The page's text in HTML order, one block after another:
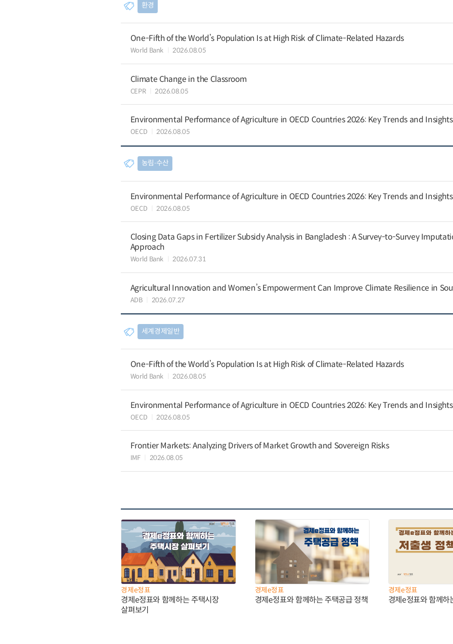
환경
One-Fifth of the World’s Population Is at High Risk of Climate-Related Hazards
World Bank 2026.08.05
Climate Change in the Classroom
CEPR 2026.08.05
Environmental Performance of Agriculture in OECD Countries 2026: Key Trends and Insights
OECD 2026.08.05
농림∙수산
Environmental Performance of Agriculture in OECD Countries 2026: Key Trends and Insights
OECD 2026.08.05
Closing Data Gaps in Fertilizer Subsidy Analysis in Bangladesh : A Survey-to-Survey
Approach
World Bank 2026.07.31
Agricultural Innovation and Women’s Empowerment Can Improve Climate Resilience in
ADB 2026.07.27
세계경제일반
One-Fifth of the World’s Population Is at High Risk of Climate-Related Hazards
World Bank 2026.08.05
Environmental Performance of Agriculture in OECD Countries 2026: Key Trends and Insights
OECD 2026.08.05
Frontier Markets: Analyzing Drivers of Market Growth and Sovereign Risks
IMF 2026.08.05
경제e정표
경제e정표와 함께하는 주택시장
살펴보기
경제e정표
경제e정표와 함께하는 주택공급 정책
경제e정표
경제e정표와 함께하